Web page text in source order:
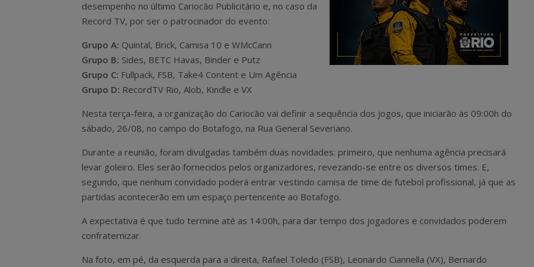
desempenho no último Cariocão Publicitário e, no caso da
Record TV, por ser o patrocinador do evento:
Grupo A: Quintal, Brick, Camisa 10 e WMcCann
Grupo B: Sides, BETC Havas, Binder e Putz
Grupo C: Fullpack, FSB, Take4 Content e Um Agência
Grupo D: RecordTV Rio, Alob, Kindle e VX
Nesta terça-feira, a organização do Cariocão vai definir a sequência dos jogos, que iniciarão às 09:00h do
sábado, 26/08, no campo do Botafogo, na Rua General Severiano.
Durante a reunião, foram divulgadas também duas novidades: primeiro, que nenhuma agência precisará
levar goleiro. Eles serão fornecidos pelos organizadores, revezando-se entre os diversos times. E,
segundo, que nenhum convidado poderá entrar vestindo camisa de time de futebol profissional, já que as
partidas acontecerão em um espaço pertencente ao Botafogo.
A expectativa é que tudo termine até as 14:00h, para dar tempo dos jogadores e convidados poderem
confraternizar.
Na foto, em pé, da esquerda para a direita, Rafael Toledo (FSB), Leonardo Ciannella (VX), Bernardo